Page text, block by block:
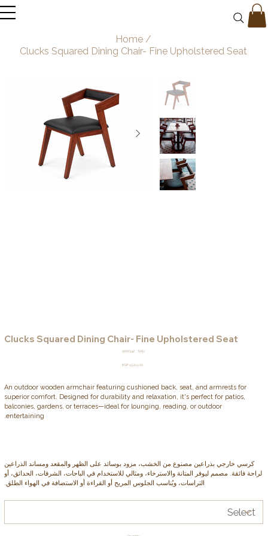
Home /
Clucks Squared Dining Chair- Fine Upholstered Seat
Clucks Squared Dining Chair- Fine Upholstered Seat
SKU:
SKU
5600342
Price
EGP 15,211.00
An outdoor wooden armchair featuring cushioned back, seat, and armrests for
superior comfort. Designed for durability and relaxation, it's perfect for patios,
balconies, gardens, or terraces—ideal for lounging, reading, or outdoor
entertaining.
كرسي خارجي بذراعين مصنوع من الخشب، مزود بوسائد على الظهر والمقعد ومساند الذراعين
لراحة فائقة. مصمم ليوفر المتانة والاسترخاء، ومثالي للاستخدام في الباحات، الشرفات، الحدائق، أو
التراسات، ويُناسب الجلوس المريح أو القراءة أو الاستضافة في الهواء الطلق.